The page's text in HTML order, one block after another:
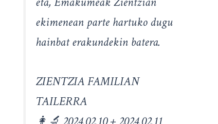
ekimenean parte hartuko dugu
hainbat erakundekin batera.
ZIENTZIA FAMILIAN
TAILERRA